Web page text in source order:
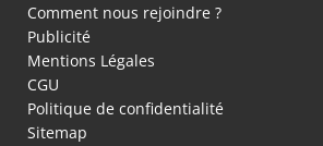
Comment nous rejoindre ?
Publicité
Mentions Légales
CGU
Politique de confidentialité
Sitemap